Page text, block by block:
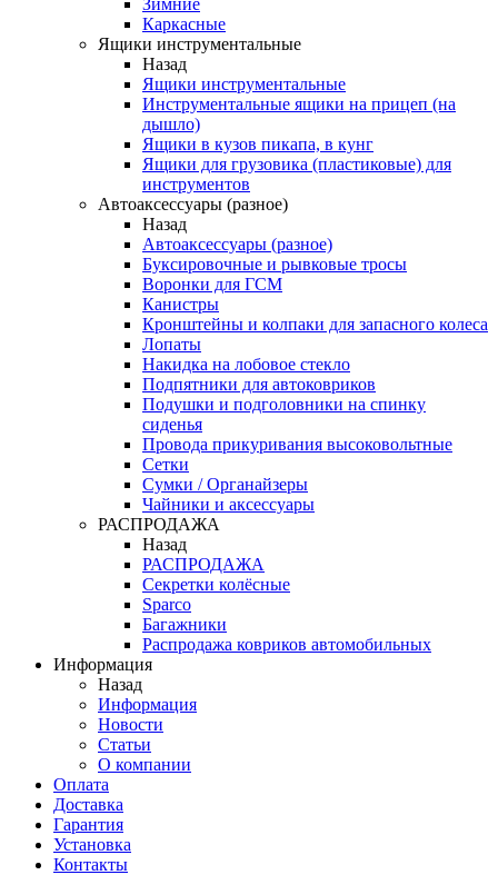
Зимние
Каркасные
Ящики инструментальные
Назад
Ящики инструментальные
Инструментальные ящики на прицеп (на
дышло)
Ящики в кузов пикапа, в кунг
Ящики для грузовика (пластиковые) для
инструментов
Автоаксессуары (разное)
Назад
Автоаксессуары (разное)
Буксировочные и рывковые тросы
Воронки для ГСМ
Канистры
Кронштейны и колпаки для запасного колеса
Лопаты
Накидка на лобовое стекло
Подпятники для автоковриков
Подушки и подголовники на спинку
сиденья
Провода прикуривания высоковольтные
Сетки
Сумки / Органайзеры
Чайники и аксессуары
РАСПРОДАЖА
Назад
РАСПРОДАЖА
Секретки колёсные
Sparco
Багажники
Распродажа ковриков автомобильных
Информация
Назад
Информация
Новости
Статьи
О компании
Оплата
Доставка
Гарантия
Установка
Контакты